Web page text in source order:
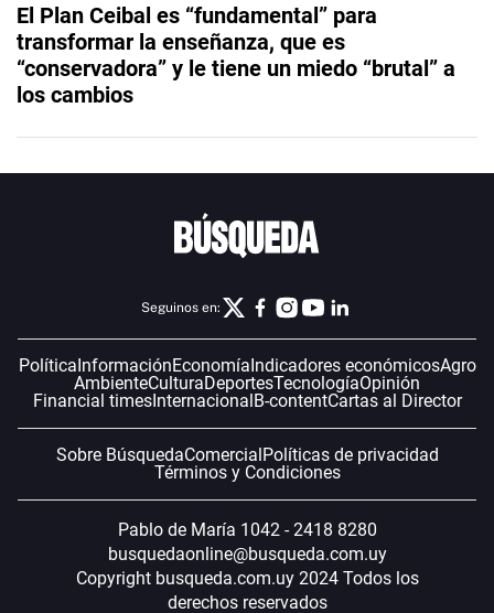
El Plan Ceibal es “fundamental” para
transformar la enseñanza, que es
“conservadora” y le tiene un miedo “brutal” a
los cambios
Seguinos en:
Política InformaciónEconomía Indicadores económicosAgro
AmbienteCulturaDeportesTecnologíaOpinión
Financial timesInternacional B-contentCartas al Director
Sobre BúsquedaComercial Políticas de privacidad
Términos y Condiciones
Pablo de María 1042 - 2418 8280
busquedaonline@busqueda.com.uy
Copyright busqueda.com.uy 2024 Todos los
derechos reservados